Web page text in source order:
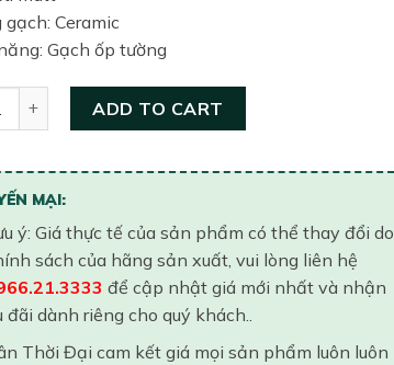
gạch: Ceramic
Gạch ốp tường
ADD TO CART
MẠI:
ý: Giá thực tế của sản phẩm có thể thay đổi do
sách của hãng sản xuất, vui lòng liên hệ
để cập nhật giá mới nhất và nhận
đãi dành riêng cho quý khách..
Thời Đại cam kết giá mọi sản phẩm luôn luôn